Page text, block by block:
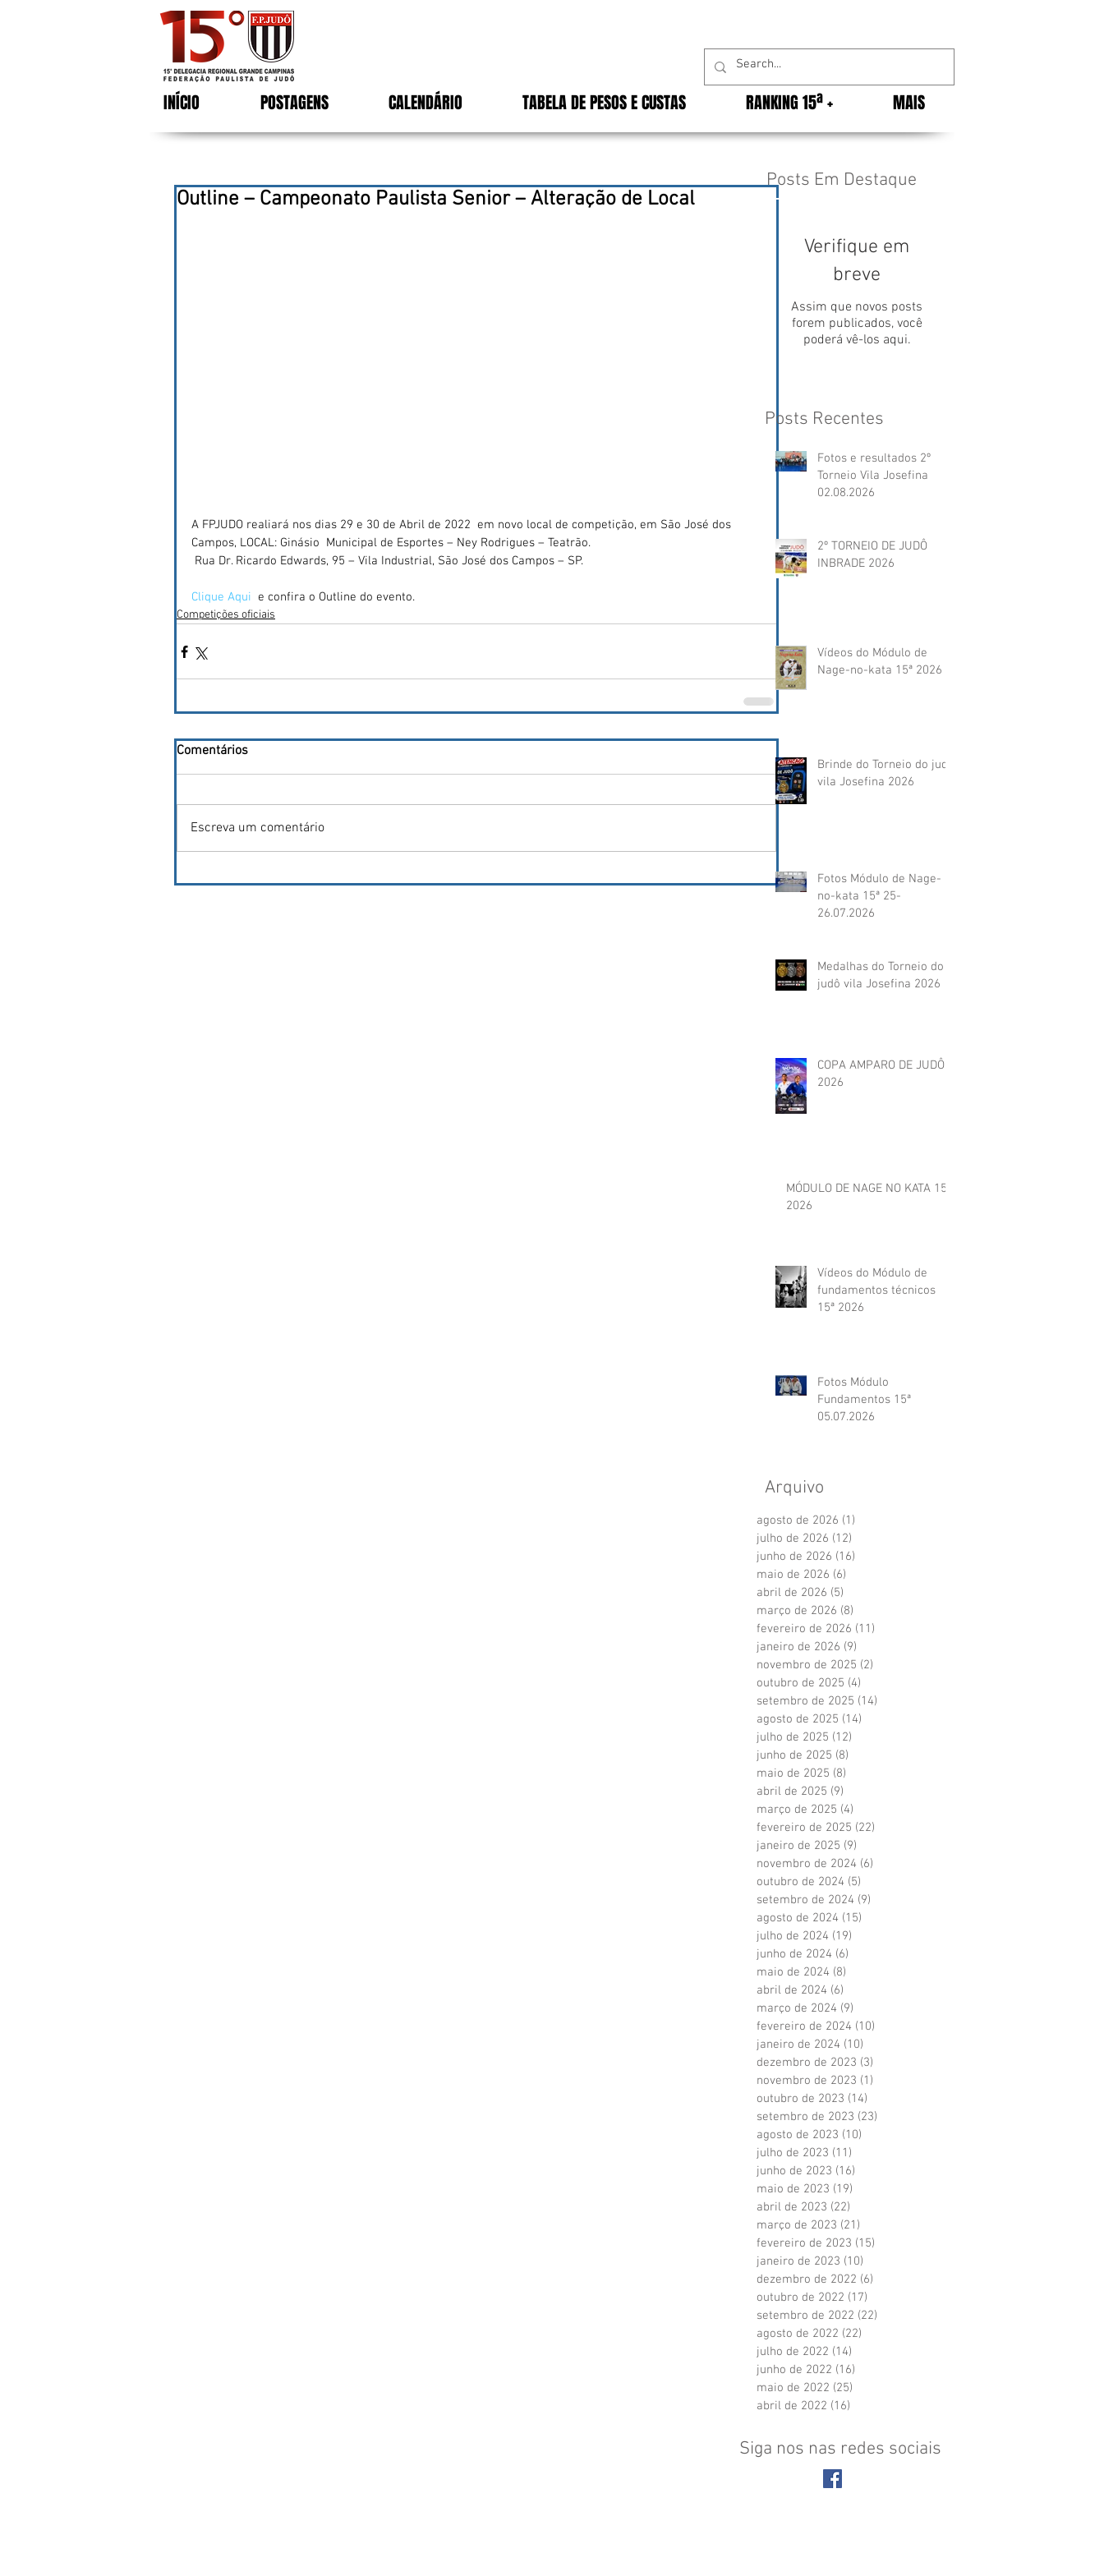
INÍCIO POSTAGENS CALENDÁRIO TABELA DE PESOS E CUSTAS RANKING 15ª + MAIS
Outline – Campeonato Paulista Senior – Alteração de Local
A FPJUDO realiará nos dias 29 e 30 de Abril de 2022  em novo local de competição, em São José dos
Campos, LOCAL: Ginásio  Municipal de Esportes – Ney Rodrigues – Teatrão.
Rua Dr. Ricardo Edwards, 95 – Vila Industrial, São José dos Campos – SP.
Clique Aqui e confira o Outline do evento.
Competições oficiais
Comentários
Escreva um comentário
Posts Em Destaque
Verifique em
breve
Assim que novos posts
forem publicados, você
poderá vê-los aqui.
Posts Recentes
Fotos e resultados 2º
Torneio Vila Josefina
02.08.2026
2º TORNEIO DE JUDÔ
INBRADE 2026
Vídeos do Módulo de
Nage-no-kata 15ª 2026
Brinde do Torneio do judô
vila Josefina 2026
Fotos Módulo de Nage-
no-kata 15ª 25-
26.07.2026
Medalhas do Torneio do
judô vila Josefina 2026
COPA AMPARO DE JUDÔ
2026
MÓDULO DE NAGE NO KATA 15ª
2026
Vídeos do Módulo de
fundamentos técnicos
15ª 2026
Fotos Módulo
Fundamentos 15ª
05.07.2026
Arquivo
agosto de 2026 (1)
julho de 2026 (12)
junho de 2026 (16)
maio de 2026 (6)
abril de 2026 (5)
março de 2026 (8)
fevereiro de 2026 (11)
janeiro de 2026 (9)
novembro de 2025 (2)
outubro de 2025 (4)
setembro de 2025 (14)
agosto de 2025 (14)
julho de 2025 (12)
junho de 2025 (8)
maio de 2025 (8)
abril de 2025 (9)
março de 2025 (4)
fevereiro de 2025 (22)
janeiro de 2025 (9)
novembro de 2024 (6)
outubro de 2024 (5)
setembro de 2024 (9)
agosto de 2024 (15)
julho de 2024 (19)
junho de 2024 (6)
maio de 2024 (8)
abril de 2024 (6)
março de 2024 (9)
fevereiro de 2024 (10)
janeiro de 2024 (10)
dezembro de 2023 (3)
novembro de 2023 (1)
outubro de 2023 (14)
setembro de 2023 (23)
agosto de 2023 (10)
julho de 2023 (11)
junho de 2023 (16)
maio de 2023 (19)
abril de 2023 (22)
março de 2023 (21)
fevereiro de 2023 (15)
janeiro de 2023 (10)
dezembro de 2022 (6)
outubro de 2022 (17)
setembro de 2022 (22)
agosto de 2022 (22)
julho de 2022 (14)
junho de 2022 (16)
maio de 2022 (25)
abril de 2022 (16)
Siga nos nas redes sociais